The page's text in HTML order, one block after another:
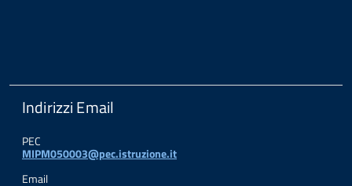
Indirizzi Email
PEC
MIPM050003@pec.istruzione.it
Email